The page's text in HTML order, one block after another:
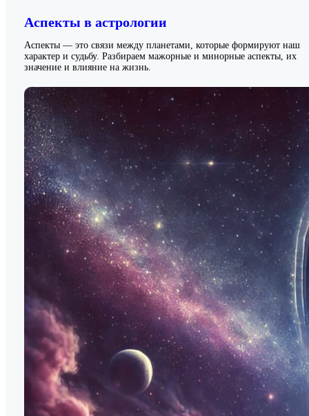
Аспекты в астрологии
Аспекты — это связи между планетами, которые формируют наш
характер и судьбу. Разбираем мажорные и минорные аспекты, их
значение и влияние на жизнь.